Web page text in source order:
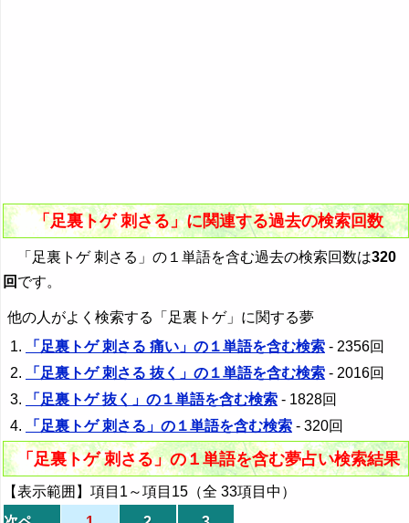
「足裏トゲ 刺さる」に関連する過去の検索回数
「足裏トゲ 刺さる」の１単語を含む過去の検索回数は320
回 です。
他の人がよく検索する「足裏トゲ」に関する夢
「足裏トゲ 刺さる 痛い」の１単語を含む検索 - 2356回
「足裏トゲ 刺さる 抜く」の１単語を含む検索 - 2016回
「足裏トゲ 抜く」の１単語を含む検索 - 1828回
「足裏トゲ 刺さる」の１単語を含む検索 - 320回
「足裏トゲ 刺さる」の１単語を含む夢占い検索結果
【表示範囲】項目1～項目15（全 33項目中）